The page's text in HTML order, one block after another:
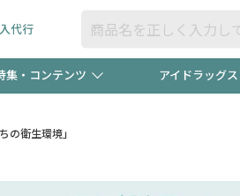
代行
一般医薬品(OTC)
集・コンテンツ
クーポン"3種類"出現中！今月のスト
アイドラッグ
の衛生環境」